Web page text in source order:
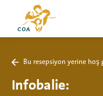
Doğrudan
içeriğe
git
MyCOA
ana
sayfasına
yerine
Bu resepsiyon yerine hoş
Infobalie: